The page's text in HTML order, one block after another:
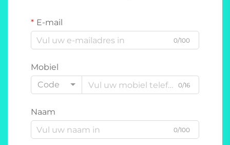
E-mail
0/100
Mobiel
Code
0/16
Naam
0/100